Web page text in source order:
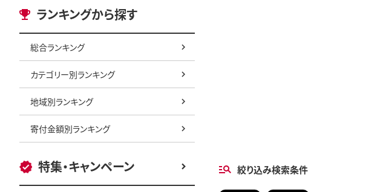
ランキングから探す
総合ランキング
カテゴリー別ランキング
地域別ランキング
寄付金額別ランキング
特集・キャンペーン 絞り込み検索条件